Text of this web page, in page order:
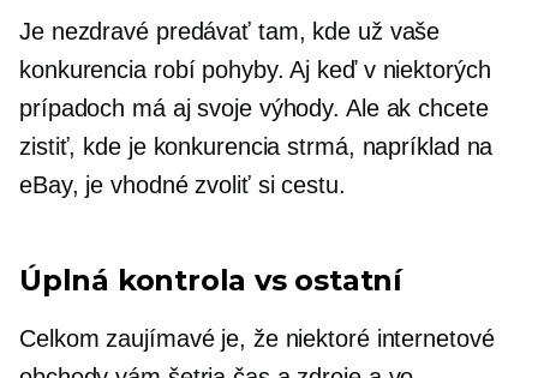
Je nezdravé predávať tam, kde už vaše
konkurencia robí pohyby. Aj keď v niektorých
prípadoch má aj svoje výhody. Ale ak chcete
zistiť, kde je konkurencia strmá, napríklad na
eBay, je vhodné zvoliť si cestu.
Úplná kontrola vs ostatní
Celkom zaujímavé je, že niektoré internetové